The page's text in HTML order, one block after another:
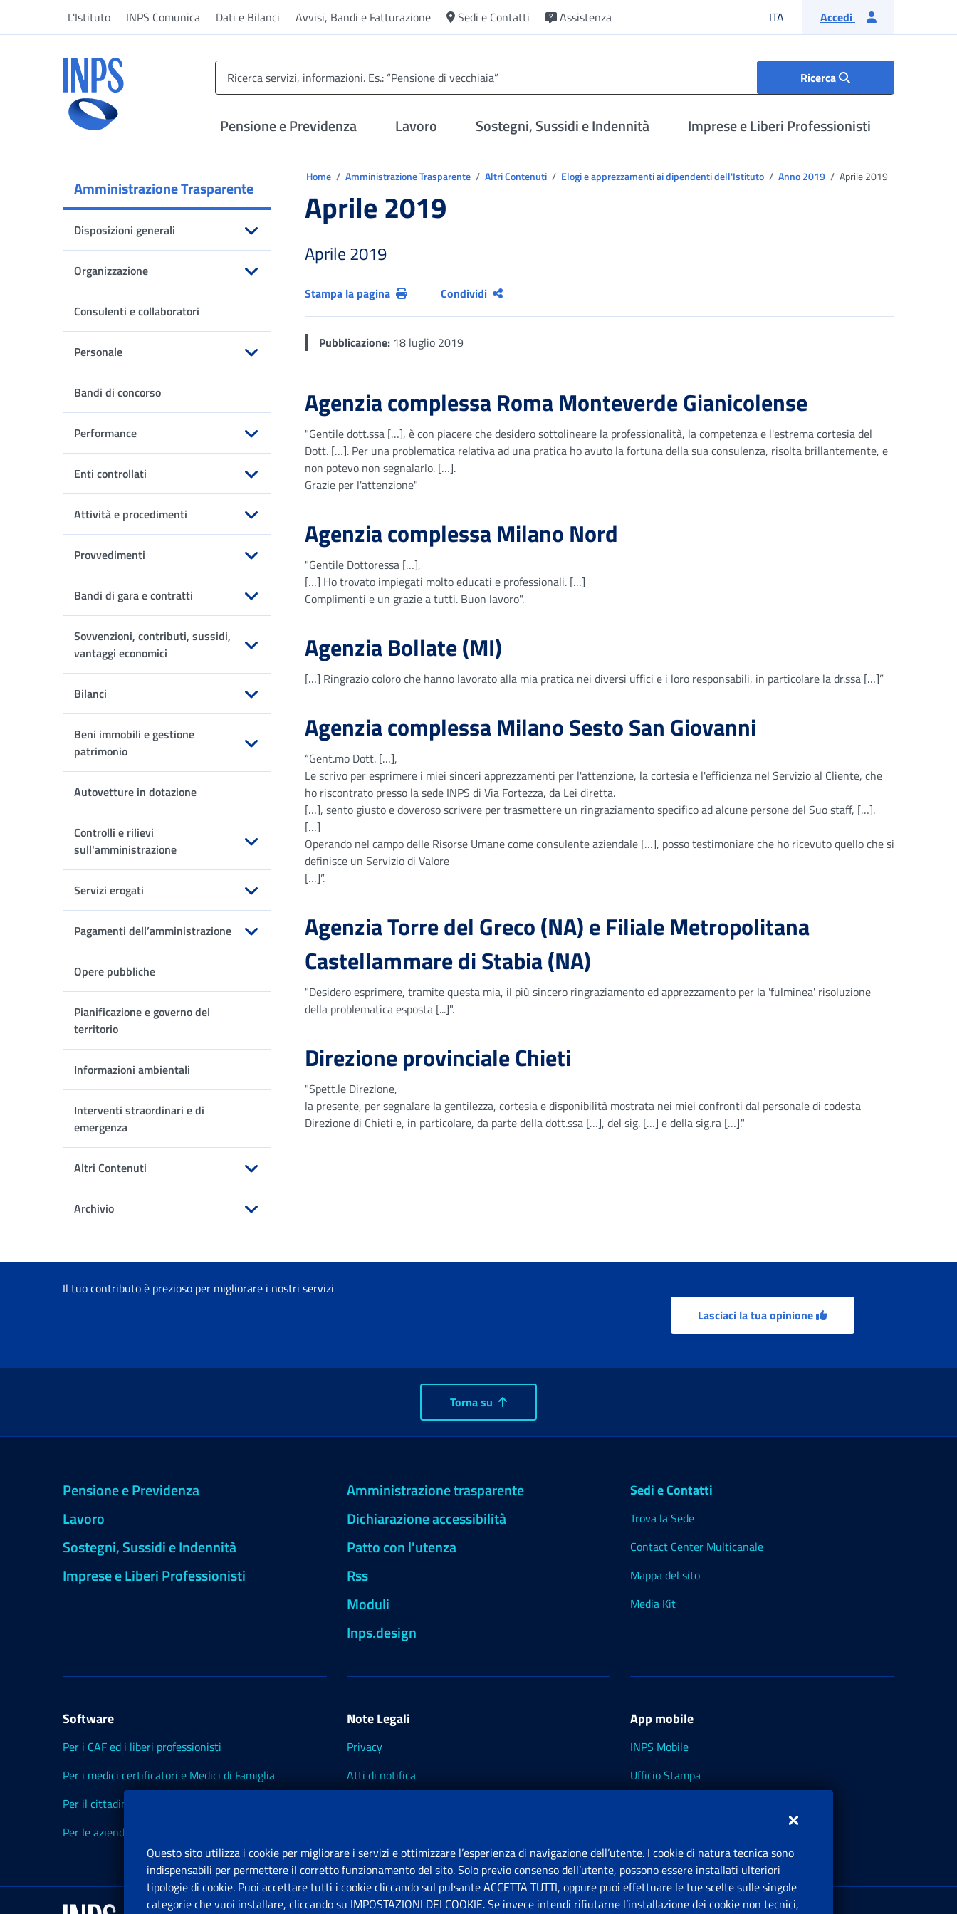
L'Istituto INPS Comunica Dati e Bilanci Avvisi, Bandi e Fatturazione Sedi e Contatti Assistenza ITA Lingua italiana
Accedi
Ricerca
Pensione e Previdenza Lavoro Sostegni, Sussidi e Indennità Imprese e Liberi Professionisti
Amministrazione Trasparente
Disposizioni generali
Apri sottomenu
Organizzazione
Apri sottomenu
Consulenti e collaboratori
Personale
Apri sottomenu
Bandi di concorso
Performance
Apri sottomenu
Enti controllati
Apri sottomenu
Attività e procedimenti
Apri sottomenu
Provvedimenti
Apri sottomenu
Bandi di gara e contratti
Apri sottomenu
Sovvenzioni, contributi, sussidi,
vantaggi economici
Apri sottomenu
Bilanci
Apri sottomenu
Beni immobili e gestione
patrimonio
Apri sottomenu
Autovetture in dotazione
Controlli e rilievi
sull'amministrazione
Apri sottomenu
Servizi erogati
Apri sottomenu
Pagamenti dell’amministrazione
Apri sottomenu
Opere pubbliche
Pianificazione e governo del
territorio
Informazioni ambientali
Interventi straordinari e di
emergenza
Altri Contenuti
Apri sottomenu
Archivio
Home Amministrazione Trasparente Altri Contenuti Elogi e apprezzamenti ai dipendenti dell'Istituto Anno 2019 Aprile 2019
Aprile 2019
Aprile 2019
Stampa la pagina Condividi
Pubblicazione: 18 luglio 2019
Agenzia complessa Roma Monteverde Gianicolense
"Gentile dott.ssa […], è con piacere che desidero sottolineare la professionalità, la competenza e l'estrema cortesia del
Dott. […]. Per una problematica relativa ad una pratica ho avuto la fortuna della sua consulenza, risolta brillantemente, e
non potevo non segnalarlo. […].
Grazie per l'attenzione"
Agenzia complessa Milano Nord
"Gentile Dottoressa […],
[…] Ho trovato impiegati molto educati e professionali. […]
Complimenti e un grazie a tutti. Buon lavoro".
Agenzia Bollate (MI)
[…] Ringrazio coloro che hanno lavorato alla mia pratica nei diversi uffici e i loro responsabili, in particolare la dr.ssa […]”
Agenzia complessa Milano Sesto San Giovanni
“Gent.mo Dott. […],
Le scrivo per esprimere i miei sinceri apprezzamenti per l'attenzione, la cortesia e l'efficienza nel Servizio al Cliente, che
ho riscontrato presso la sede INPS di Via Fortezza, da Lei diretta.
[…], sento giusto e doveroso scrivere per trasmettere un ringraziamento specifico ad alcune persone del Suo staff, […].
[…]
Operando nel campo delle Risorse Umane come consulente aziendale […], posso testimoniare che ho ricevuto quello che si
definisce un Servizio di Valore
[…]”.
Agenzia Torre del Greco (NA) e Filiale Metropolitana
Castellammare di Stabia (NA)
"Desidero esprimere, tramite questa mia, il più sincero ringraziamento ed apprezzamento per la 'fulminea' risoluzione
della problematica esposta [...]".
Direzione provinciale Chieti
"Spett.le Direzione,
la presente, per segnalare la gentilezza, cortesia e disponibilità mostrata nei miei confronti dal personale di codesta
Direzione di Chieti e, in particolare, da parte della dott.ssa […], del sig. […] e della sig.ra […]."
Il tuo contributo è prezioso per migliorare i nostri servizi
Lasciaci la tua opinione
Torna su
Pensione e Previdenza
Lavoro
Sostegni, Sussidi e Indennità
Imprese e Liberi Professionisti
Amministrazione trasparente
Dichiarazione accessibilità
Patto con l'utenza
Rss
Moduli
Inps.design
Sedi e Contatti
Trova la Sede
Contact Center Multicanale
Mappa del sito
Media Kit
Software
Per i CAF ed i liberi professionisti
Per i medici certificatori e Medici di Famiglia
Per il cittadino
Per le aziende ed i Consulenti
Note Legali
Privacy
Atti di notifica
App mobile
INPS Mobile
Ufficio Stampa
Sede Legale: Via Ciro il Grande, 21
Questo sito utilizza i cookie per migliorare i servizi e ottimizzare l’esperienza di navigazione dell’utente. I cookie di natura tecnica sono
indispensabili per permettere il corretto funzionamento del sito. Solo previo consenso dell’utente, possono essere installati ulteriori
tipologie di cookie. Puoi accettare tutti i cookie cliccando sul pulsante ACCETTA TUTTI, oppure puoi effettuare le tue scelte sulle singole
categorie che vuoi installare, cliccando su IMPOSTAZIONI DEI COOKIE. Se invece intendi rifiutarne l’installazione dei cookie non tecnici,